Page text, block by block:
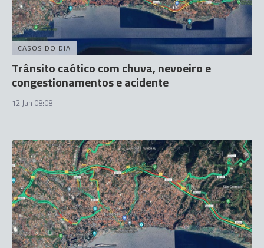
CASOS DO DIA
Trânsito caótico com chuva, nevoeiro e
congestionamentos e acidente
12 Jan 08:08